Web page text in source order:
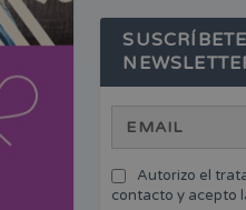
Autorizo el
contacto y acepto